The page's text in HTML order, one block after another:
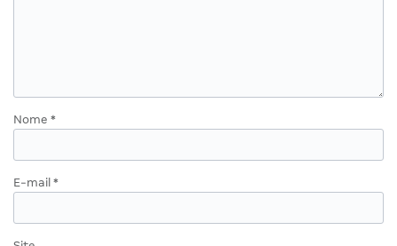
Nome *
E-mail *